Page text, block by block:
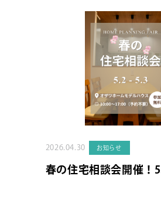
2026.04.30 お知らせ
春の住宅相談会開催